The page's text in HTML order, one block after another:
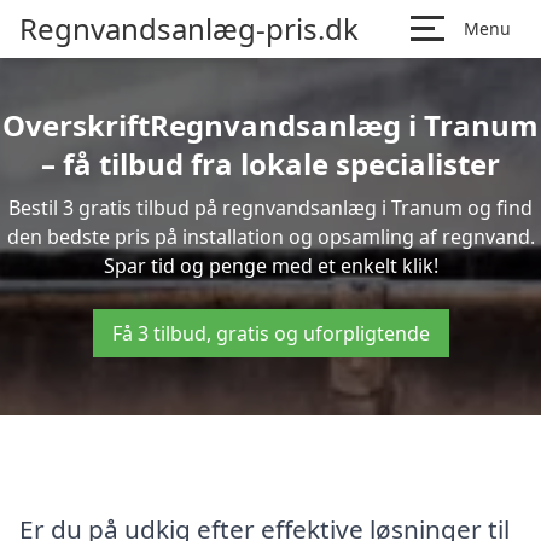
Regnvandsanlæg-pris.dk Menu
OverskriftRegnvandsanlæg i Tranum
– få tilbud fra lokale specialister
Bestil 3 gratis tilbud på regnvandsanlæg i Tranum og find
den bedste pris på installation og opsamling af regnvand.
Spar tid og penge med et enkelt klik!
Få 3 tilbud, gratis og uforpligtende
Er du på udkig efter effektive løsninger til